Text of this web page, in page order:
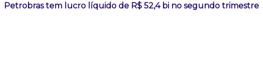
Petrobras tem lucro líquido de R$ 52,4 bi no segundo trimestre